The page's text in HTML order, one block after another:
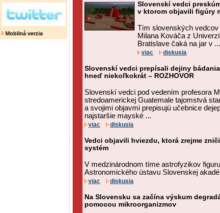
Mobilná verzia
Slovenskí vedci
v ktorom objavili figúry
Tím slovenských
Milana Kováča z
Bratislave čaká na jar v ...
viac diskusia
Slovenskí vedci prepísali dejiny
hneď niekoľkokrát – ROZHOVOR
Slovenskí vedci pod vedením profesora
stredoamerickej Guatemale tajomstvá
a svojimi objavmi prepisujú učebnice
najstaršie mayské ...
viac diskusia
Vedci objavili hviezdu, ktorá zrejme
systém
V medzinárodnom tíme astrofyzikov
Astronomického ústavu Slovenskej
viac diskusia
Na Slovensku sa začína výskum
pomocou mikroorganizmov